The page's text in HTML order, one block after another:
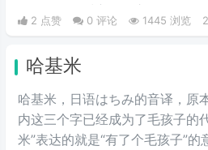
要用于诅咒对方的语言，如果有
西内，那么就表示其他人在侮辱
2 点赞 0 评论 1445 浏览
哈基米
哈基米，日语はちみ的音译，原
内这三个字已经成为了毛孩子的
米”表达的就是“有了个毛孩子”的